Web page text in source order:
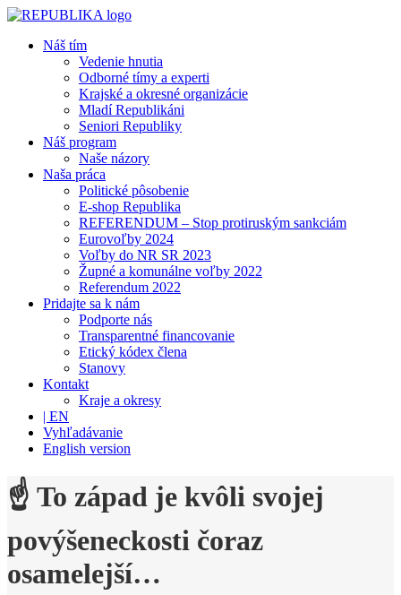
Náš tím
Vedenie hnutia
Odborné tímy a experti
Krajské a okresné organizácie
Mladí Republikáni
Seniori Republiky
Náš program
Naše názory
Naša práca
Politické pôsobenie
E-shop Republika
REFERENDUM – Stop protiruským sankciám
Eurovoľby 2024
Voľby do NR SR 2023
Župné a komunálne voľby 2022
Referendum 2022
Pridajte sa k nám
Podporte nás
Transparentné financovanie
Etický kódex člena
Stanovy
Kontakt
Kraje a okresy
| EN
Vyhľadávanie
English version
☝️ To západ je kvôli svojej
povýšeneckosti čoraz
osamelejší…